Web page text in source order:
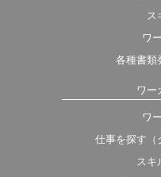
ス
ワ
各種書類
ワー
ワ
仕事を探す（
スキ